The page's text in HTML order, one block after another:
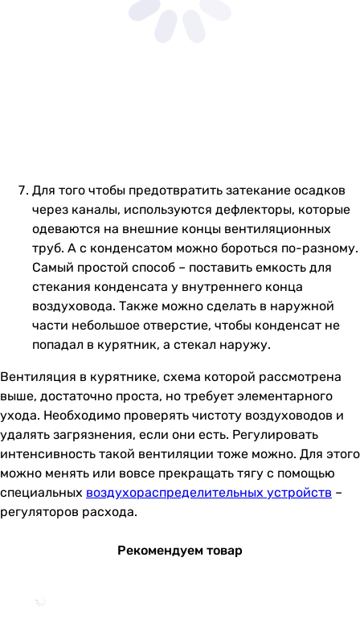
Для того чтобы предотвратить затекание осадков
через каналы, используются дефлекторы, которые
одеваются на внешние концы вентиляционных
труб. А с конденсатом можно бороться по-разному.
Самый простой способ – поставить емкость для
стекания конденсата у внутреннего конца
воздуховода. Также можно сделать в наружной
части небольшое отверстие, чтобы конденсат не
попадал в курятник, а стекал наружу.
Вентиляция в курятнике, схема которой рассмотрена
выше, достаточно проста, но требует элементарного
ухода. Необходимо проверять чистоту воздуховодов и
удалять загрязнения, если они есть. Регулировать
интенсивность такой вентиляции тоже можно. Для этого
можно менять или вовсе прекращать тягу с помощью
специальных воздухораспределительных устройств –
регуляторов расхода.
Рекомендуем товар